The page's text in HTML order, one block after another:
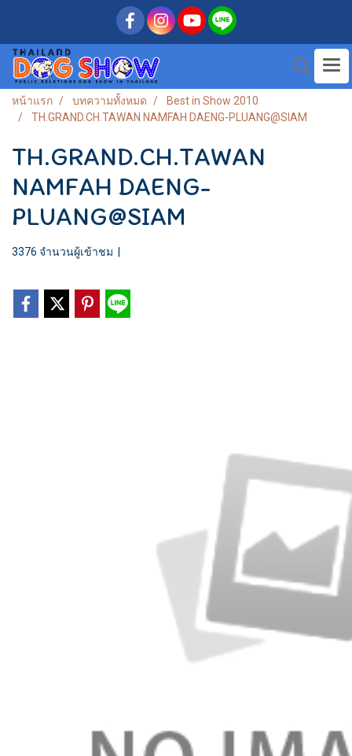
หน้าแรก บทความทั้งหมด
Best in Show 2010
TH.GRAND.CH.TAWAN NAMFAH DAENG-PLUANG@SIAM
TH.GRAND.CH.TAWAN
NAMFAH DAENG-
PLUANG@SIAM
3376 จำนวนผู้เข้าชม